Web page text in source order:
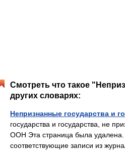
Смотреть что такое
других словарях:
Непризнанные государства и
государства и государства, не
ООН Эта страница была
соответствующие записи из